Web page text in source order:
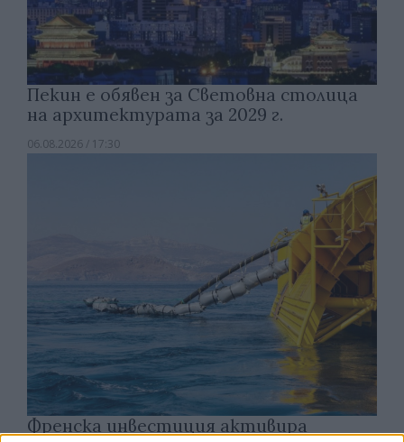
Пекин е обявен за Световна столица
на архитектурата за 2029 г.
06.08.2026 / 17:30
Френска инвестиция активира